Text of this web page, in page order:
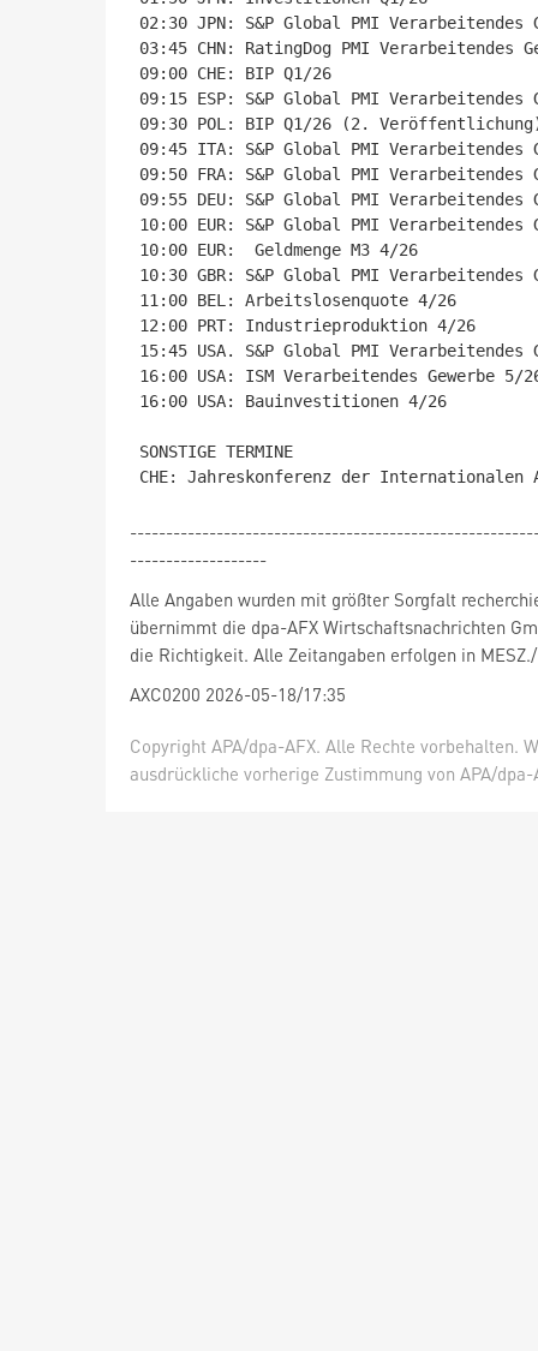
02:30 JPN: S&P Global PMI
03:45 CHN: RatingDog PMI Verarbeitendes
09:00 CHE: BIP Q1/26
09:15 ESP: S&P Global PMI
09:30 POL: BIP Q1/26 (2.
09:45 ITA: S&P Global PMI Verarbeitendes
09:50 FRA: S&P Global PMI
09:55 DEU: S&P Global PMI
10:00 EUR: S&P Global PMI
10:00 EUR:  Geldmenge M3 4/26
10:30 GBR: S&P Global PMI
11:00 BEL: Arbeitslosenquote 4/26
12:00 PRT: Industrieproduktion 4/26
15:45 USA. S&P Global PMI
16:00 USA: ISM Verarbeitendes Gewerbe 5/
16:00 USA: Bauinvestitionen 4/26
SONSTIGE TERMINE
-------------------
Alle Angaben wurden mit größter Sorgfalt
übernimmt die dpa-AFX Wirtschaftsnachrichten
die Richtigkeit. Alle Zeitangaben erfolgen in
AXC0200 2026-05-18/17:35
Copyright APA/dpa-AFX. Alle Rechte vorbehalten.
ausdrückliche vorherige Zustimmung von APA/